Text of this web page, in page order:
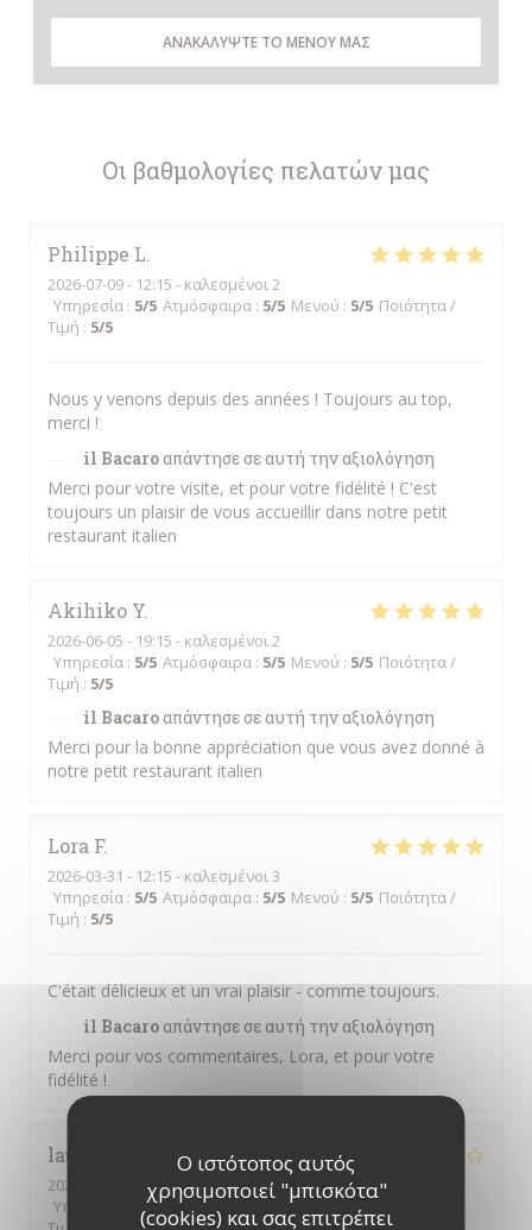
Ο ιστότοπος αυτός
χρησιμοποιεί "μπισκότα"
(cookies) και σας επιτρέπει
Οι βαθμολογίες πελατών μας
Philippe L
2026-07-09- 12:15 - καλεσμένοι 2
Υπηρεσία : 5/5 Ατμόσφαιρα : 5/5 Μενού : 5/5 Ποιότητα /
Τιμή : 5/5
Nous y venons depuis des années ! Toujours au top,
merci !
il Bacaroαπάντησε σε αυτή την αξιολόγηση
Merci pour votre visite, et pour votre fidélité ! C'est
toujours un plaisir de vous accueillir dans notre petit
restaurant italien
Akihiko Y
2026-06-05 - 19:15 - καλεσμένοι 2
Υπηρεσία : 5/5 Ατμόσφαιρα : 5/5 Μενού : 5/5 Ποιότητα /
Τιμή : 5/5
il Bacaroαπάντησε σε αυτή την αξιολόγηση
Merci pour la bonne appréciation que vous avez donné à
notre petit restaurant italien
Lora F
2026-03-31 - 12:15 - καλεσμένοι 3
Υπηρεσία : 5/5 Ατμόσφαιρα : 5/5 Μενού : 5/5 Ποιότητα /
Τιμή : 5/5
C'était délicieux et un vrai plaisir - comme toujours.
il Bacaroαπάντησε σε αυτή την αξιολόγηση
Merci pour vos commentaires, Lora, et pour votre
fidélité !
laurence
2026-03-13
- 21:00 - καλεσμένοι 2
Υπηρεσία
/5 Ατμόσφαιρα Μενού /5
ΑΝΑΚΑΛΎΨΤΕ ΤΟ ΜΕΝΟΎ ΜΑΣ